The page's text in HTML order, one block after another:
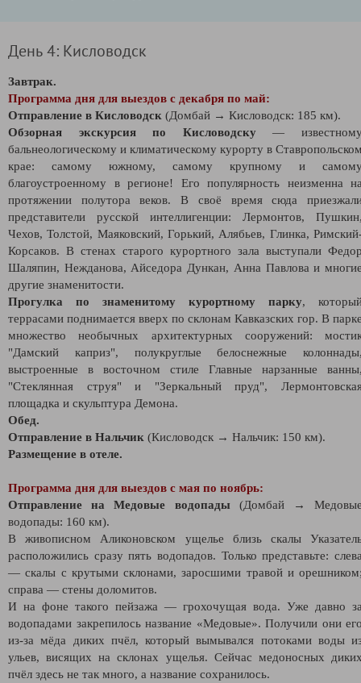
День 4: Кисловодск
Завтрак.
Программа дня для выездов с декабря по май:
Отправление в Кисловодск (Домбай → Кисловодск: 185 км).
Обзорная экскурсия по Кисловодску—
бальнеологическому и климатическому курорту в
крае: самому южному, самому крупному и
благоустроенному в регионе! Его популярность неизменна
протяжении полутора веков. В своё время сюда
представители русской интеллигенции: Лермонтов,
Чехов, Толстой, Маяковский, Горький, Алябьев, Глинка,
Корсаков. В стенах старого курортного зала выступали
Шаляпин, Нежданова, Айседора Дункан, Анна Павлова и
другие знаменитости.
Прогулка по знаменитому курортному парку,
террасами поднимается вверх по склонам Кавказских гор. В
множество необычных архитектурных сооружений:
"Дамский каприз", полукруглые белоснежные
выстроенные в восточном стиле Главные нарзанные
"Стеклянная струя" и "Зеркальный пруд",
площадка и скульптура Демона.
Обед.
Отправление в Нальчик (Кисловодск → Нальчик: 150 км).
Размещение в отеле.
Программа дня для выездов с мая по ноябрь:
Отправление на Медовые водопады (Домбай →
водопады: 160 км).
В живописном Аликоновском ущелье близь скалы
расположились сразу пять водопадов. Только представьте:
— скалы с крутыми склонами, заросшими травой и
справа — стены доломитов.
И на фоне такого пейзажа — грохочущая вода. Уже давно
водопадами закрепилось название «Медовые». Получили они
из-за мёда диких пчёл, который вымывался потоками воды
ульев, висящих на склонах ущелья. Сейчас медоносных
пчёл здесь не так много, а название сохранилось.